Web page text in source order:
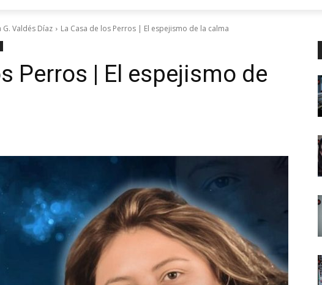
G. Valdés Díaz La Casa de los Perros | El espejismo de la calma
Perros | El espejismo de